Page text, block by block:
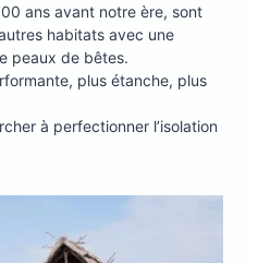
ans avant notre ère, sont
habitats avec une
peaux de bêtes.
plus étanche, plus
à perfectionner l’isolation